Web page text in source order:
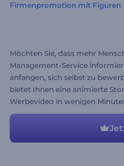
Firmenpromotion mit Figuren
Möchten Sie, dass mehr
Management-Service
anfangen, sich selbst zu
bietet Ihnen eine animierte
Werbevideo in wenigen
Text und Ihre Medien hinzu,